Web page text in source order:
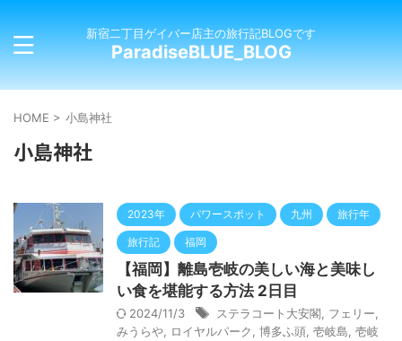
新宿二丁目ゲイバー店主の旅行記BLOGです
ParadiseBLUE_BLOG
HOME > 小島神社
小島神社
2023年 パワースポット 九州 旅行年
旅行記 福岡
【福岡】離島壱岐の美しい海と美味し
い食を堪能する方法 2日目
2024/11/3 ステラコート大安閣 フェリー
みうらや
ロイヤルパーク 博多ふ頭 壱岐島 壱岐